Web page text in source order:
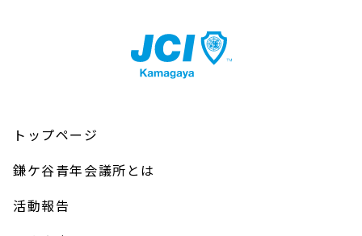
トップページ
鎌ケ谷青年会議所とは
活動報告